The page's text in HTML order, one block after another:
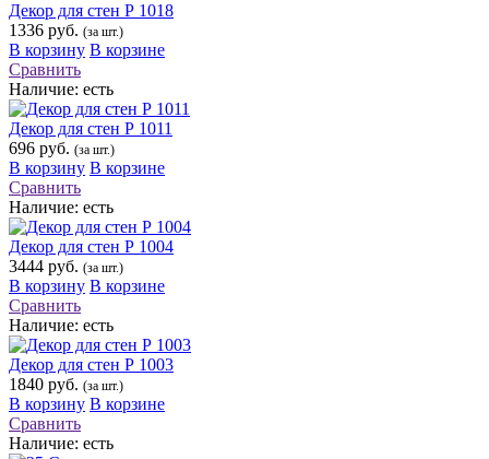
Декор для стен Р 1018
1336 руб. (за шт.)
В корзину В корзине
Сравнить
Наличие: есть
Декор для стен Р 1011
696 руб. (за шт.)
В корзину В корзине
Сравнить
Наличие: есть
Декор для стен Р 1004
3444 руб. (за шт.)
В корзину В корзине
Сравнить
Наличие: есть
Декор для стен Р 1003
1840 руб. (за шт.)
В корзину В корзине
Сравнить
Наличие: есть